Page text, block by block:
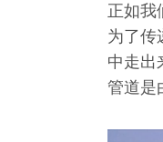
正如我
为了传
中走出
管道是